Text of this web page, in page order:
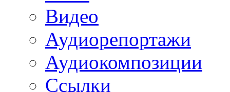
Видео
Аудиорепортажи
Аудиокомпозиции
Ссылки